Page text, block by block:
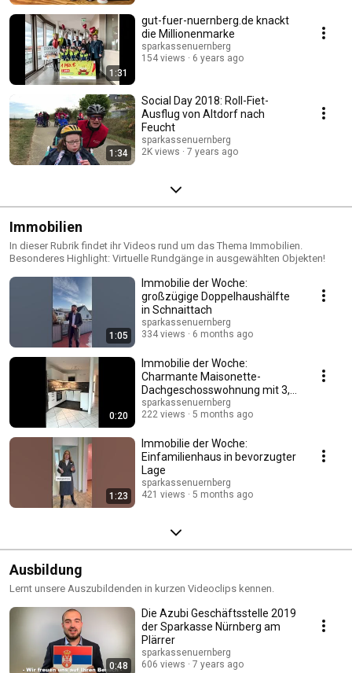
1:31
gut-fuer-nuernberg.de knackt
die Millionenmarke
sparkassenuernberg
154 views
6 years ago
1:34
Social Day 2018: Roll-Fiet-
Ausflug von Altdorf nach
Feucht
sparkassenuernberg
2K views
7 years ago
Immobilien
In dieser Rubrik findet ihr Videos rund um das Thema Immobilien.
Besonderes Highlight: Virtuelle Rundgänge in ausgewählten Objekten!
1:05
Immobilie der Woche:
großzügige Doppelhaushälfte
in Schnaittach
sparkassenuernberg
334 views
6 months ago
0:20
Immobilie der Woche:
Charmante Maisonette-
Dachgeschosswohnung mit 3,5
Zimmern und Süd-Balkon
sparkassenuernberg
222 views
5 months ago
1:23
Immobilie der Woche:
Einfamilienhaus in bevorzugter
Lage
sparkassenuernberg
421 views
5 months ago
Ausbildung
Lernt unsere Auszubildenden in kurzen Videoclips kennen.
0:48
Die Azubi Geschäftsstelle 2019
der Sparkasse Nürnberg am
Plärrer
sparkassenuernberg
606 views
7 years ago